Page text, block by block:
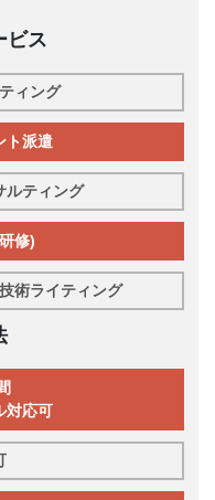
ビス
ィング
ト派遣
ルティング
修)
術ライティング
対応可